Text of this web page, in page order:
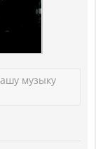
музыку